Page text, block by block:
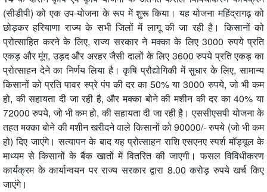
(सीडीपी) को एक उप-योजना के रूप में शुरू किया। यह योजना महिंद्रागढ़ को
छोड़कर हरियाणा राज्य के सभी जिलों में लागू की जा रही है। किसानों को
प्रोत्साहित करने के लिए, राज्य सरकार ने मक्का के लिए 3000 रुपये प्रति
एकड़ और मूंग, उड़द और अरहर जैसी दालों के लिए 3600 रुपये प्रति एकड़ का
प्रोत्साहन देने का निर्णय लिया है। कृषि प्रौद्योगिकी में सुधार के लिए, सामान्य
किसानों को प्रति पावर स्प्रे पंप की दर का 50% या 3000 रुपये, जो भी कम
हो, की सहायता दी जा रही है, और मक्का बोने की मशीन की दर का 40% या
72000 रुपये, जो भी कम हो, की सहायता दी जा रही है। एससीएसपी योजना के
तहत मक्का बोने की मशीन खरीदने वाले किसानों को 90000/- रुपये (जो भी कम
हो) दिए जाएंगे। सत्यापन के बाद यह प्रोत्साहन राशि एसएनए स्पर्श मॉड्यूल के
माध्यम से किसानों के बैंक खातों में वितरित की जाएगी। फसल विविधीकरण
कार्यक्रम के कार्यान्वयन पर राज्य सरकार द्वारा 8.00 करोड़ रुपये खर्च किए
जाएंगे।